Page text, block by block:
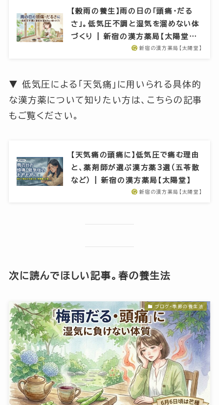
【穀雨の養生】雨の日の「頭痛・だる
さ」。低気圧不調と湿気を溜めない体
づくり | 新宿の漢方薬局【太陽堂…
新宿の漢方薬局【太陽堂】
▼ 低気圧による「天気痛」に用いられる具体的
な漢方薬について知りたい方は、こちらの記事
もご覧ください。
【天気痛の頭痛に】低気圧で痛む理由
と、薬剤師が選ぶ漢方薬3選（五苓散
など） | 新宿の漢方薬局【太陽堂】
新宿の漢方薬局【太陽堂】
次に読んでほしい記事。春の養生法
ブログ-季節の養生法